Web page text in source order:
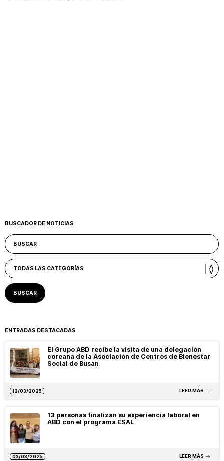
BUSCADOR DE NOTICIAS
ENTRADAS DESTACADAS
El Grupo ABD recibe la visita de una delegación
coreana de la Asociación de Centros de Bienestar
Social de Busan
12/03/2025 LEER MÁS
13 personas finalizan su experiencia laboral en
ABD con el programa ESAL
03/03/2025 LEER MÁS